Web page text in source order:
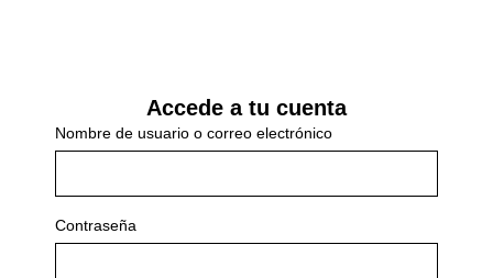
Accede a tu cuenta
Nombre de usuario o correo electrónico
Contraseña